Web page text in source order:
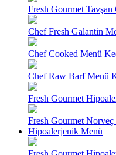
Fresh Gourmet
Chef Fresh Galantin
Chef Cooked Menü
Chef Raw Barf Menü
Fresh Gourmet
Fresh Gourmet Norveç
Hipoalerjenik Menü